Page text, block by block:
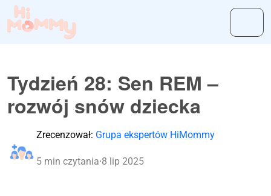
Tydzień 28: Sen REM –
rozwój snów dziecka
Zrecenzował: Grupa ekspertów HiMommy
5 min czytania·8 lip 2025